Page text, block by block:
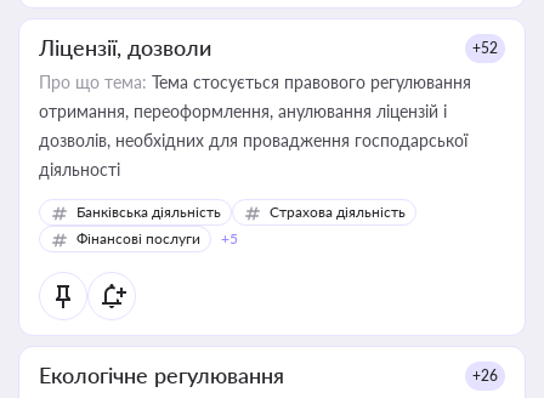
Ліцензії, дозволи +52
Про що тема: Тема стосується правового регулювання
отримання, переоформлення, анулювання ліцензій і
дозволів, необхідних для провадження господарської
діяльності
Банківська діяльність
Страхова діяльність
Фінансові послуги
+5
Екологічне регулювання +26